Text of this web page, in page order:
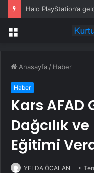
Menü
Anasayfa / Haber
Haber
Kars
Dağcılık
Eğitimi
YELDA ÖCALAN